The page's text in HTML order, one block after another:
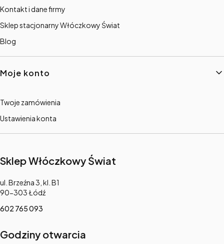
Kontakt i dane firmy
Sklep stacjonarny Włóczkowy Świat
Blog
Moje konto
Twoje zamówienia
Ustawienia konta
Sklep Włóczkowy Świat
Adres:
ul. Brzeźna 3, kl. B1
90-303 Łódź
602 765 093
Godziny otwarcia